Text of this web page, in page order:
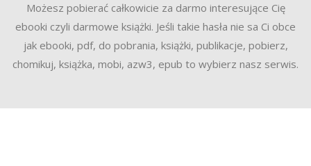
Możesz pobierać całkowicie za darmo interesujące Cię
ebooki czyli darmowe książki. Jeśli takie hasła nie sa Ci obce
jak ebooki, pdf, do pobrania, książki, publikacje, pobierz,
chomikuj, książka, mobi, azw3, epub to wybierz nasz serwis.